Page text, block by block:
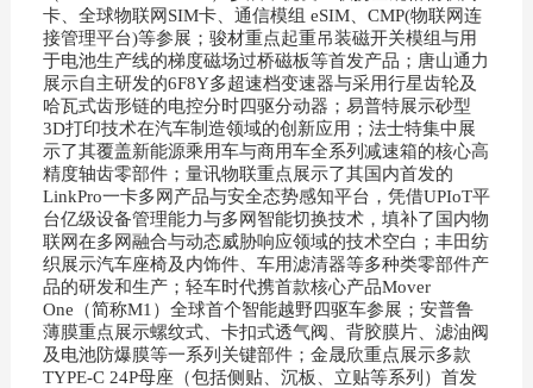
卡、全球物联网SIM卡、通信模组 eSIM、CMP(物联网连
接管理平台)等参展；骏材重点起重吊装磁开关模组与用
于电池生产线的梯度磁场过桥磁板等首发产品；唐山通力
展示自主研发的6F8Y多超速档变速器与采用行星齿轮及
哈瓦式齿形链的电控分时四驱分动器；易普特展示砂型
3D打印技术在汽车制造领域的创新应用；法士特集中展
示了其覆盖新能源乘用车与商用车全系列减速箱的核心高
精度轴齿零部件；量讯物联重点展示了其国内首发的
LinkPro一卡多网产品与安全态势感知平台，凭借UPIoT平
台亿级设备管理能力与多网智能切换技术，填补了国内物
联网在多网融合与动态威胁响应领域的技术空白；丰田纺
织展示汽车座椅及内饰件、车用滤清器等多种类零部件产
品的研发和生产；轻车时代携首款核心产品Mover
One（简称M1）全球首个智能越野四驱车参展；安普鲁
薄膜重点展示螺纹式、卡扣式透气阀、背胶膜片、滤油阀
及电池防爆膜等一系列关键部件；金晟欣重点展示多款
TYPE-C 24P母座（包括侧贴、沉板、立贴等系列）首发